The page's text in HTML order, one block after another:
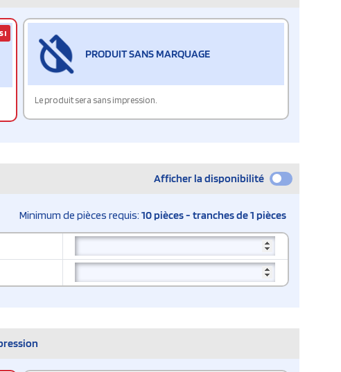
PRODUIT SANS MARQUAGE
Le produit sera sans impression.
Afficher la disponibilité
Minimum de pièces requis: 10 pièces - tranches de 1 pièces